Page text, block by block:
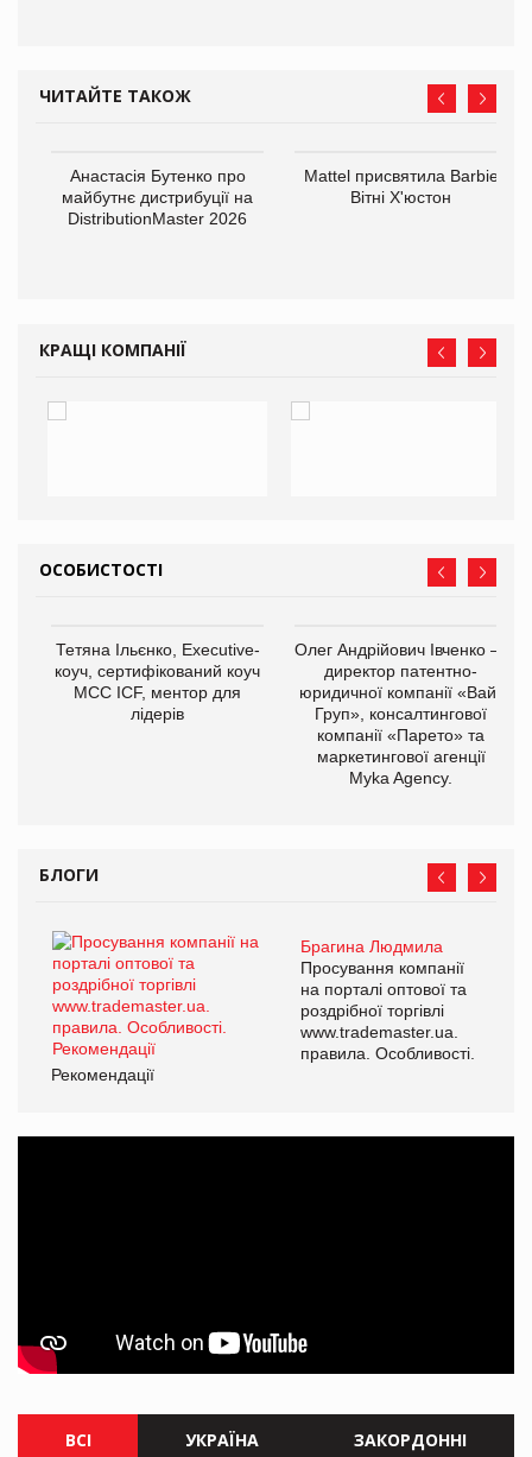
ЧИТАЙТЕ ТАКОЖ
Анастасія Бутенко про
майбутнє дистрибуції на
DistributionMaster 2026
Mattel присвятила Barbie
Вітні Х'юстон
КРАЩІ КОМПАНІЇ
ОСОБИСТОСТІ
Тетяна Ільєнко, Executive-
коуч, сертифікований коуч
МСС ICF, ментор для
лідерів
Олег Андрійович Івченко —
директор патентно-
юридичної компанії «Вайз
Груп», консалтингової
компанії «Парето» та
маркетингової агенції
Myka Agency.
БЛОГИ
Брагина Людмила
Просування компанії
на порталі оптової та
роздрібної торгівлі
www.trademaster.ua.
правила. Особливості.
Рекомендації
ВСІ УКРАЇНА ЗАКОРДОННІ